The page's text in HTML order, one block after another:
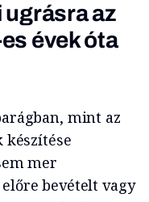
ugrásra az
évek óta
mint az
készítése
mer
bevételt vagy